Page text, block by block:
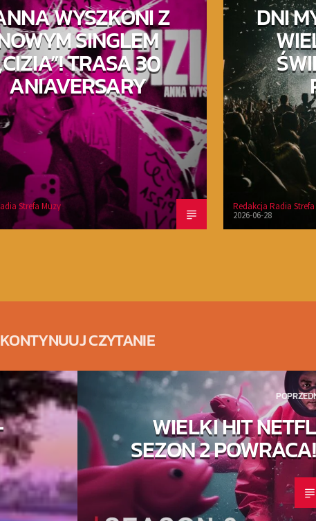
WYSZKONI Z
SINGLEM
TRASA 30
ANIAVERSARY
Strefa Muzy
DNI
Redakcja Radia
2026-06-28
KONTYNUUJ CZYTANIE
WIELKI HIT
SEZON 2